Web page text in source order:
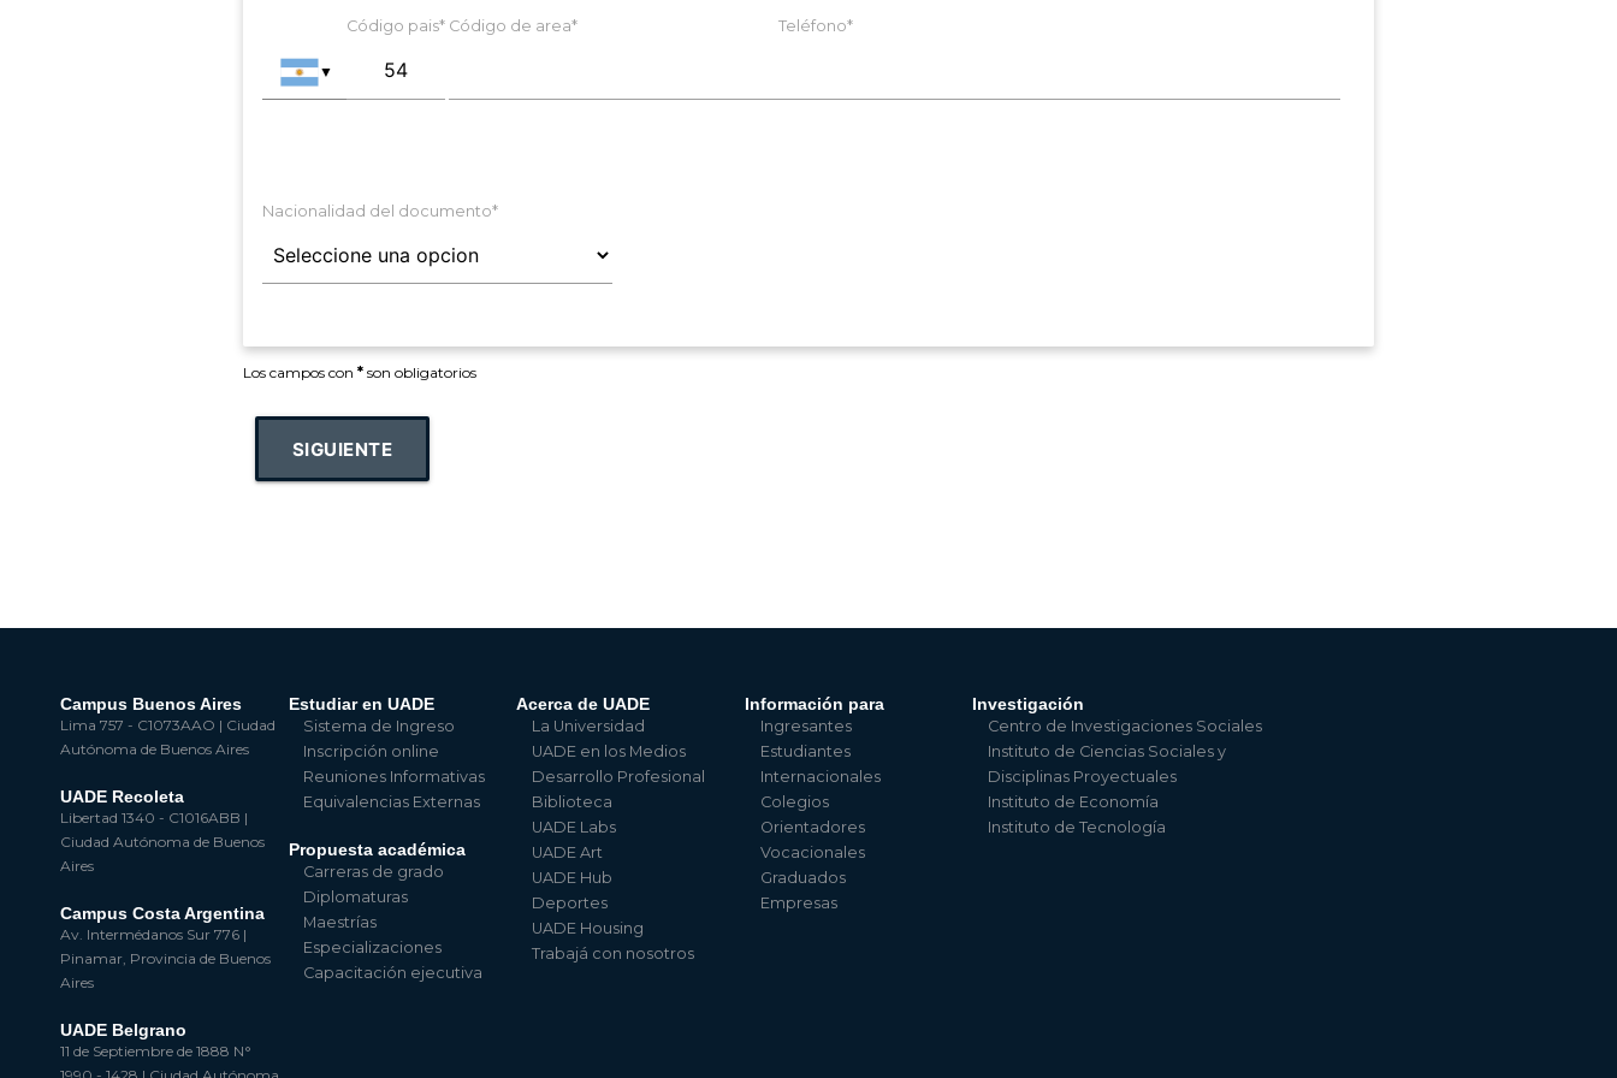
▼
Código pais* Código de area* Teléfono*
Nacionalidad del documento*
Los campos con *son obligatorios
SIGUIENTE
Campus Buenos Aires
Lima 757 - C1073AAO | Ciudad
Autónoma de Buenos Aires
UADE Recoleta
Libertad 1340 - C1016ABB |
Ciudad Autónoma de Buenos
Aires
Campus Costa Argentina
Av. Intermédanos Sur 776 |
Pinamar, Provincia de Buenos
Aires
UADE Belgrano
11 de Septiembre de 1888 N°
Estudiar en UADE
Sistema de Ingreso
Inscripción online
Reuniones Informativas
Equivalencias Externas
Propuesta académica
Carreras de grado
Diplomaturas
Maestrías
Especializaciones
Capacitación ejecutiva
Acerca de UADE
La Universidad
UADE en los Medios
Desarrollo Profesional
Biblioteca
UADE Labs
UADE Art
UADE Hub
Deportes
UADE Housing
Trabajá con nosotros
Información para
Ingresantes
Estudiantes
Internacionales
Colegios
Orientadores
Vocacionales
Graduados
Empresas
Investigación
Centro de Investigaciones Sociales
Instituto de Ciencias Sociales y
Disciplinas Proyectuales
Instituto de Economía
Instituto de Tecnología